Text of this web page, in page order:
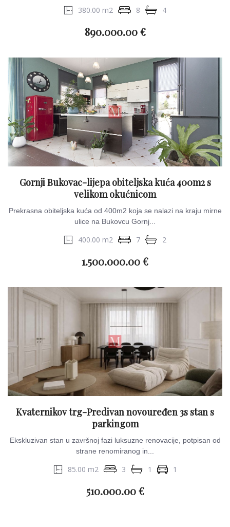
380.00 m2 8 4
890.000.00 €
Gornji Bukovac-lijepa obiteljska kuća 400m2 s
velikom okućnicom
Prekrasna obiteljska kuća od 400m2 koja se nalazi na kraju mirne
ulice na Bukovcu Gornj...
400.00 m2 7 2
1.500.000.00 €
Kvaternikov trg-Predivan novouređen 3s stan s
parkingom
Ekskluzivan stan u završnoj fazi luksuzne renovacije, potpisan od
strane renomiranog in...
85.00 m2 3 1 1
510.000.00 €